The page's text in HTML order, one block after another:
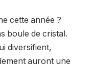
cette année ?
boule de cristal.
diversifient,
auront une